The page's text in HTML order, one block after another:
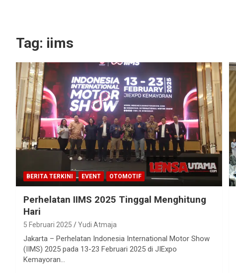
Tag: iims
BERITA TERKINI EVENT OTOMOTIF
Perhelatan IIMS 2025 Tinggal Menghitung
Hari
5 Februari 2025 Yudi Atmaja
Jakarta – Perhelatan Indonesia International Motor Show
(IIMS) 2025 pada 13-23 Februari 2025 di JIExpo
Kemayoran…